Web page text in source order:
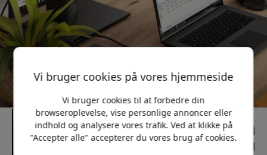
Vi bruger cookies på vores hjemmeside
Vi bruger cookies til at forbedre din
browseroplevelse, vise personlige annoncer eller
indhold og analysere vores trafik. Ved at klikke på
"Accepter alle" accepterer du vores brug af cookies.